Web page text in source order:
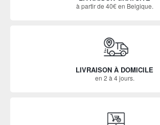
à partir de 40€ en Belgique.
LIVRAISON À DOMICILE
en 2 à 4 jours.